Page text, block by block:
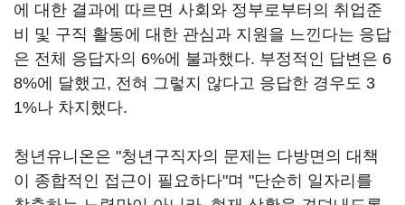
에 대한 결과에 따르면 사회와 정부로부터의 취업준
비 및 구직 활동에 대한 관심과 지원을 느낀다는 응답
은 전체 응답자의 6%에 불과했다. 부정적인 답변은 6
8%에 달했고, 전혀 그렇지 않다고 응답한 경우도 3
1%나 차지했다.
청년유니온은 "청년구직자의 문제는 다방면의 대책
이 종합적인 접근이 필요하다"며 "단순히 일자리를